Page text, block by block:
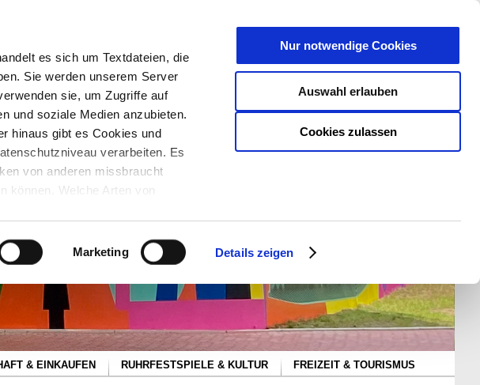
es sich um Textdateien, die
Sie werden unserem Server
sie, um Zugriffe auf
und soziale Medien anzubieten.
hinaus gibt es Cookies und
verarbeiten. Es
von anderen missbraucht
können. Welche Arten von
der gewünschten Cookies kann
Marketing Details zeigen
Cookies zulassen
Auswahl erlauben
Nur notwendige Cookies
SCHRIFTGRÖßE:
& EINKAUFEN RUHRFESTSPIELE & KULTUR FREIZEIT & TOURISMUS